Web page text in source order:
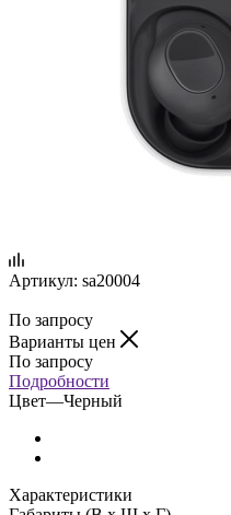
Артикул: sa20004
По запросу
Варианты цен
По запросу
Подробности
Цвет—Черный
Характеристики